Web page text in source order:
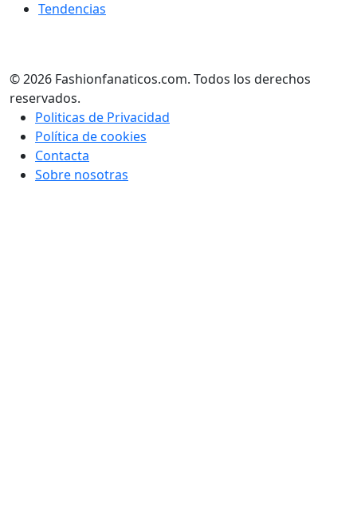
Tendencias
© 2026 Fashionfanaticos.com. Todos los derechos
reservados.
Politicas de Privacidad
Política de cookies
Contacta
Sobre nosotras